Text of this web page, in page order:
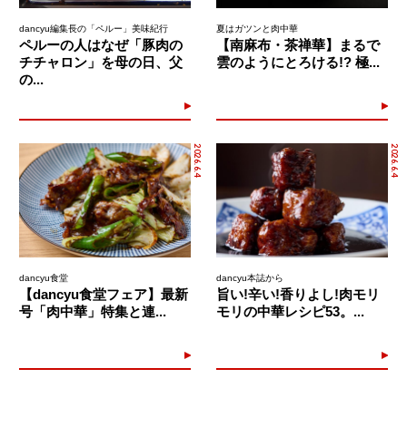
dancyu編集長の「ペルー」美味紀行
ペルーの人はなぜ「豚肉の
チチャロン」を母の日、父
の...
夏はガツンと肉中華
【南麻布・茶禅華】まるで
雲のようにとろける!? 極...
2026.6.4
dancyu食堂
【dancyu食堂フェア】最新
号「肉中華」特集と連...
2026.6.4
dancyu本誌から
旨い!辛い!香りよし!肉モリ
モリの中華レシピ53。...